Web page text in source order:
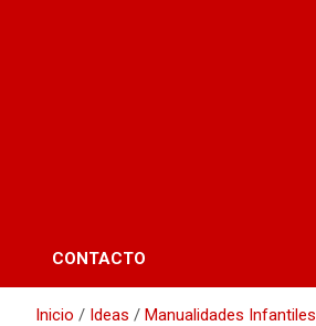
CONTACTO
Inicio Ideas Manualidades Infantiles